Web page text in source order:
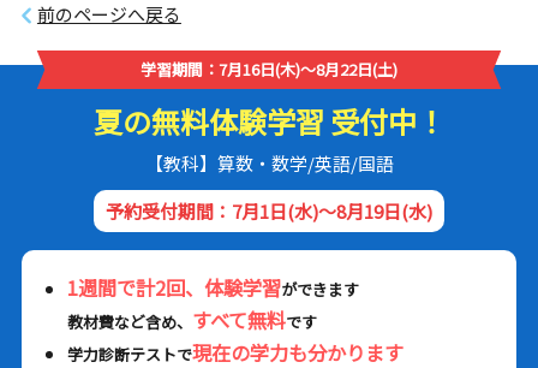
前のページへ戻る
学習期間：7月16日(木)～8月22日(土)
夏の無料体験学習 受付中！
【教科】算数・数学/英語/国語
予約受付期間：7月1日(水)～8月19日(水)
1週間で計2回、体験学習ができます
教材費など含め、 すべて無料です
学力診断テストで現在の学力も分かります